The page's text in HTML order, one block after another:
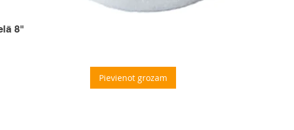
8"
Pievienot grozam